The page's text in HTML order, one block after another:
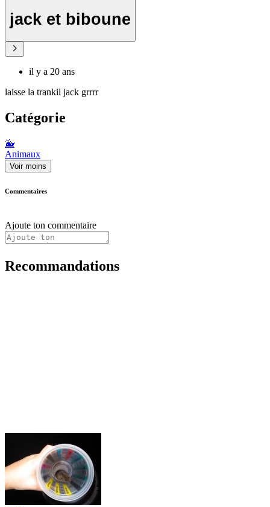
jack et biboune
il y a 20 ans
laisse la trankil jack grrrr
Catégorie
🐳
Animaux
Voir moins
Commentaires
Ajoute ton commentaire
Recommandations